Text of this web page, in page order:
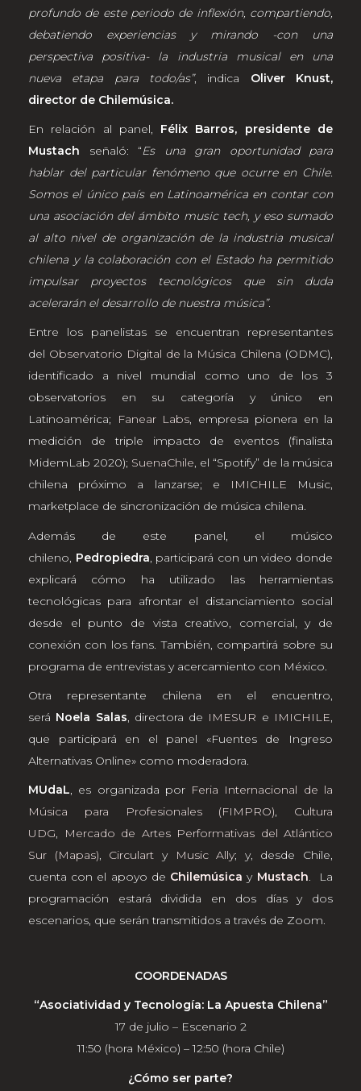
profundo de este periodo de inflexión, compartiendo,
debatiendo experiencias y mirando -con una
perspectiva positiva- la industria musical en una
nueva etapa para todo/as”, indica Oliver Knust,
director de Chilemúsica.
En relación al panel, Félix Barros, presidente de
Mustach señaló: “Es una gran oportunidad para
hablar del particular fenómeno que ocurre en Chile.
Somos el único país en Latinoamérica en contar con
una asociación del ámbito music tech, y eso sumado
al alto nivel de organización de la industria musical
chilena y la colaboración con el Estado ha permitido
impulsar proyectos tecnológicos que sin duda
acelerarán el desarrollo de nuestra música”.
Entre los panelistas se encuentran representantes
del Observatorio Digital de la Música Chilena (ODMC),
identificado a nivel mundial como uno de los 3
observatorios en su categoría y único en
Latinoamérica;
Fanear Labs, empresa pionera en la
medición de triple impacto de eventos (finalista
MidemLab 2020); SuenaChile, el “Spotify” de la música
chilena próximo a lanzarse; e
IMICHILE Music,
marketplace de sincronización de música chilena.
Además de este panel, el músico
chileno, Pedropiedra, participará con un video donde
explicará cómo ha utilizado las herramientas
tecnológicas para afrontar el distanciamiento social
desde el punto de vista creativo, comercial, y de
conexión con los fans. También, compartirá sobre su
programa de entrevistas y acercamiento con México.
Otra representante chilena en el encuentro,
será Noela Salas, directora de IMESUR e IMICHILE,
que participará en el panel «Fuentes de Ingreso
Alternativas Online» como moderadora.
MUdaL, es organizada por Feria Internacional de la
Música para Profesionales (FIMPRO), Cultura
UDG, Mercado de Artes Performativas del Atlántico
Sur (Mapas), Circulart yMusic Ally; y, desde Chile,
cuenta con el apoyo de Chilemúsica y Mustach. La
programación estará dividida en dos días y dos
escenarios, que serán transmitidos a través de Zoom.
COORDENADAS
“Asociatividad y Tecnología: La Apuesta Chilena”
17 de julio – Escenario 2
11:50 (hora México) – 12:50 (hora Chile)
¿Cómo ser parte?